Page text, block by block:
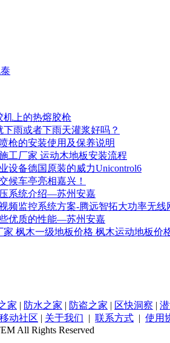
机上的热熔胶枪
雨或者下雨天灌浆好吗？
枪的安装使用及保养说明
工厂家 运动木地板安装流程
设备德国原装的威力Unicontrol6
候车亭亮相嘉兴！
系统介绍—苏州安嘉
频监控系统方案-腾远智拓大功率无线
优质的性能—苏州安嘉
家 枫木一级地板价格 枫木运动地板价
家 | 防水之家 | 防盗之家 | 区快洞察 |
移动社区 | 关于我们 | 联系方式 | 使用
All Rights Reserved